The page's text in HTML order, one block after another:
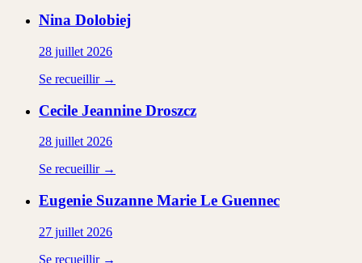
Nina Dolobiej
28 juillet 2026
Se recueillir →
Cecile Jeannine Droszcz
28 juillet 2026
Se recueillir →
Eugenie Suzanne Marie Le Guennec
27 juillet 2026
Se recueillir →